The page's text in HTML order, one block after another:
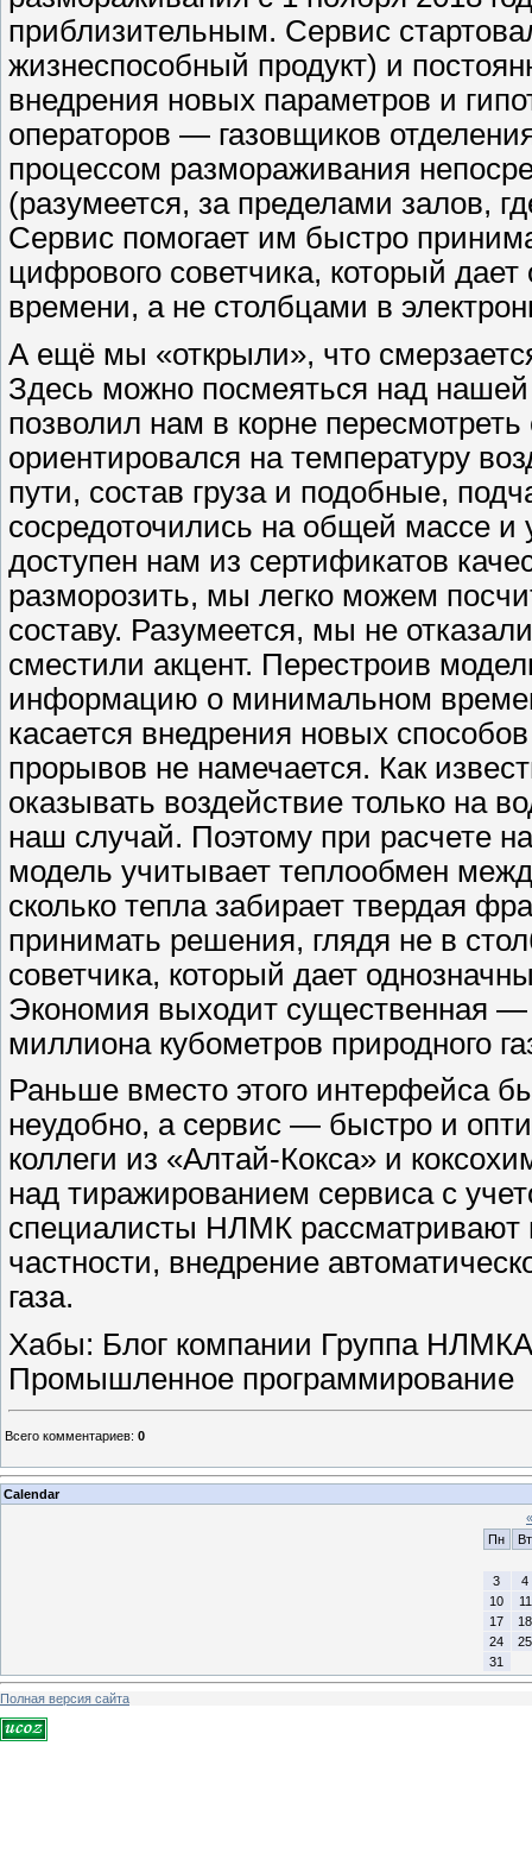
приблизительным. Сервис
жизнеспособный продукт) и
внедрения новых параметров и
операторов — газовщиков
процессом размораживания
(разумеется, за пределами залов,
Сервис помогает им быстро
цифрового советчика, который
времени, а не столбцами в
А ещё мы «открыли», что
Здесь можно посмеяться над
позволил нам в корне
ориентировался на температуру
пути, состав груза и подобные,
сосредоточились на общей массе и
доступен нам из сертификатов
разморозить, мы легко можем
составу. Разумеется, мы не
сместили акцент. Перестроив
информацию о минимальном
касается внедрения новых
прорывов не намечается. Как
оказывать воздействие только на
наш случай. Поэтому при расчете
модель учитывает теплообмен
сколько тепла забирает твердая
принимать решения, глядя не в
советчика, который дает
Экономия выходит существенная —
миллиона кубометров природного
Раньше вместо этого интерфейса
неудобно, а сервис — быстро и
коллеги из «Алтай-Кокса» и
над тиражированием сервиса с
специалисты НЛМК рассматривают
частности, внедрение
газа.
Хабы: Блог компании Группа
Промышленное программирование
Всего комментариев: 0
Calendar
«
Пн
Вт
3
4
10
11
17
18
24
25
31
Полная версия сайта